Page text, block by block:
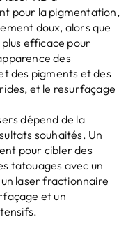
pour la pigmentation,
doux, alors que
efficace pour
des
des pigments et des
et le resurfaçage
dépend de la
souhaités. Un
pour cibler des
tatouages ​​avec un
laser fractionnaire
et un